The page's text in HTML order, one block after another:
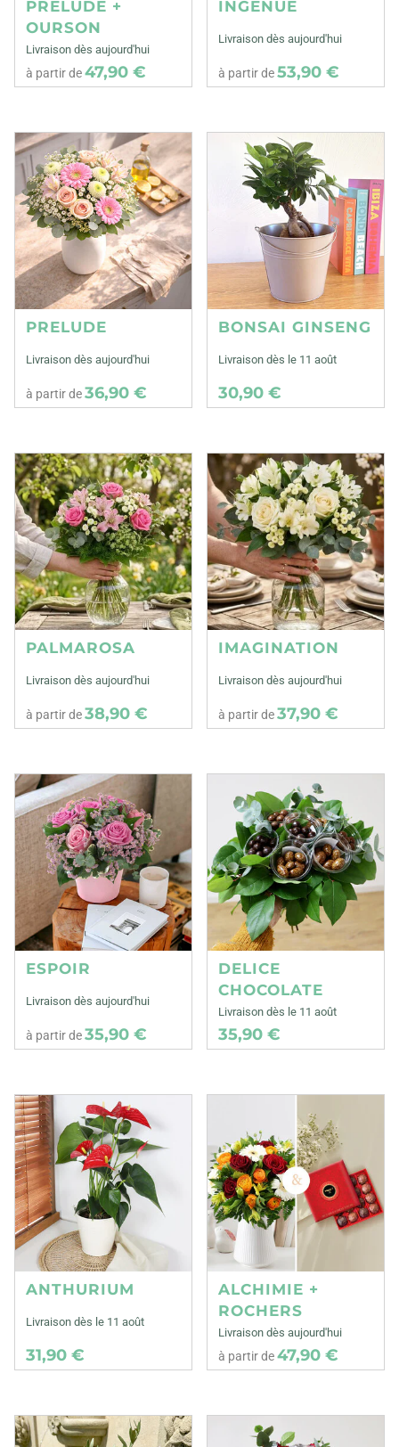
PRELUDE +
OURSON
Livraison dès aujourd'hui
à partir de47,90 €
INGENUE
Livraison dès aujourd'hui
à partir de53,90 €
PRELUDE
Livraison dès aujourd'hui
à partir de36,90 €
BONSAI GINSENG
Livraison dès le 11 août
30,90 €
PALMAROSA
Livraison dès aujourd'hui
à partir de38,90 €
IMAGINATION
Livraison dès aujourd'hui
à partir de37,90 €
ESPOIR
Livraison dès aujourd'hui
à partir de35,90 €
DELICE
CHOCOLATE
Livraison dès le 11 août
35,90 €
ANTHURIUM
Livraison dès le 11 août
31,90 €
ALCHIMIE +
ROCHERS
Livraison dès aujourd'hui
à partir de47,90 €